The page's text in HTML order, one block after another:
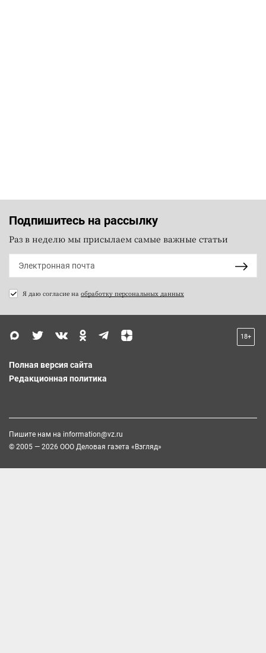
Подпишитесь на рассылку
Раз в неделю мы присылаем самые важные статьи
Я даю согласие на обработку персональных данных
18+
Полная версия сайта
Редакционная политика
Пишите нам на information@vz.ru
© 2005 — 2026 ООО Деловая газета «Взгляд»